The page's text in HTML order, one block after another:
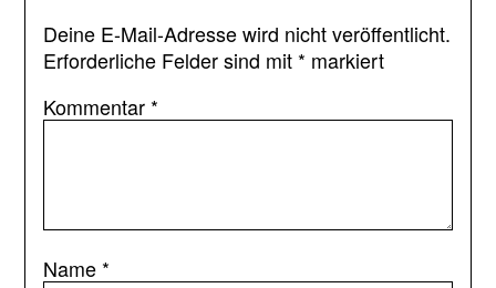
Deine E-Mail-Adresse wird nicht veröffentlicht.
Erforderliche Felder sind mit * markiert
Kommentar *
Name *